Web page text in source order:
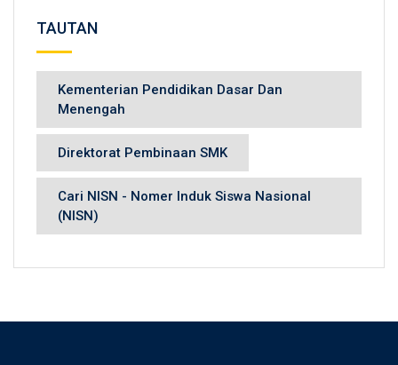
TAUTAN
Kementerian Pendidikan Dasar Dan
Menengah
Direktorat Pembinaan SMK
Cari NISN - Nomer Induk Siswa Nasional
(NISN)